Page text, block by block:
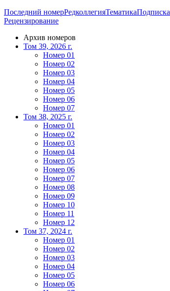
Последний номерРедколлегияТематикаПодписка
Рецензирование
Архив номеров
Том 39, 2026 г.
Номер 01
Номер 02
Номер 03
Номер 04
Номер 05
Номер 06
Номер 07
Том 38, 2025 г.
Номер 01
Номер 02
Номер 03
Номер 04
Номер 05
Номер 06
Номер 07
Номер 08
Номер 09
Номер 10
Номер 11
Номер 12
Том 37, 2024 г.
Номер 01
Номер 02
Номер 03
Номер 04
Номер 05
Номер 06